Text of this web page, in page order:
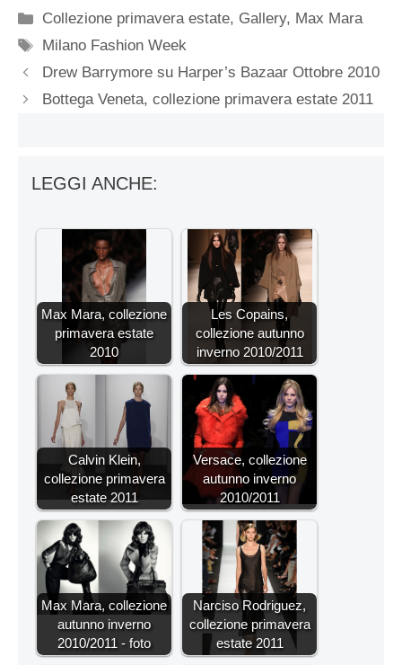
Categorie
Collezione primavera estate, Gallery, Max Mara
Tag
Milano Fashion Week
Drew Barrymore su Harper’s Bazaar Ottobre 2010
Bottega Veneta, collezione primavera estate 2011
LEGGI ANCHE:
Max Mara, collezione
primavera estate
2010
Les Copains,
collezione autunno
inverno 2010/2011
Calvin Klein,
collezione primavera
estate 2011
Versace, collezione
autunno inverno
2010/2011
Max Mara, collezione
autunno inverno
2010/2011 - foto
Narciso Rodriguez,
collezione primavera
estate 2011